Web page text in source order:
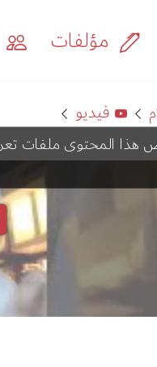
مؤلفات
فيديو